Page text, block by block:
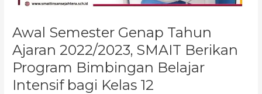
Awal Semester Genap Tahun
Ajaran 2022/2023, SMAIT Berikan
Program Bimbingan Belajar
Intensif bagi Kelas 12